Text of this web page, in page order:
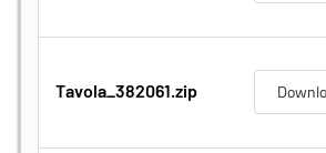
Tavola_382061.zip